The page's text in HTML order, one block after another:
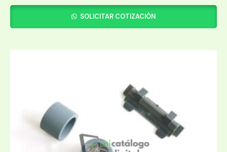
SOLICITAR COTIZACIÓN